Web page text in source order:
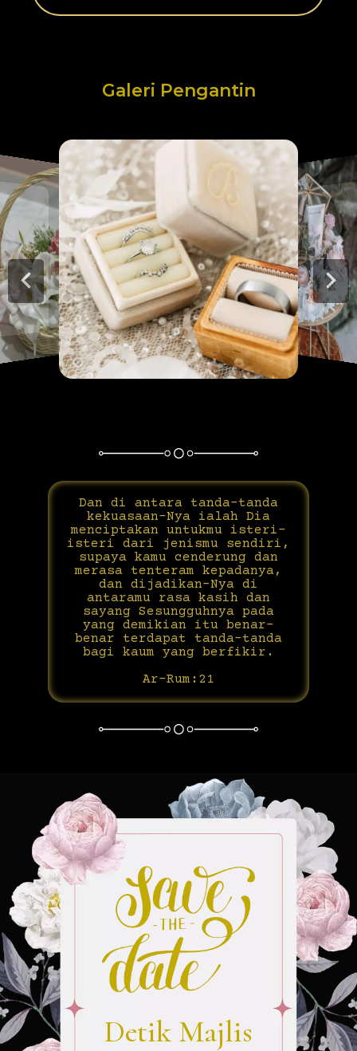
Galeri Pengantin
Dan di antara tanda-tanda
kekuasaan-Nya ialah Dia
menciptakan untukmu isteri-
isteri dari jenismu sendiri,
supaya kamu cenderung dan
merasa tenteram kepadanya,
dan dijadikan-Nya di
antaramu rasa kasih dan
sayang Sesungguhnya pada
yang demikian itu benar-
benar terdapat tanda-tanda
bagi kaum yang berfikir.
Ar-Rum:21
Detik Majlis